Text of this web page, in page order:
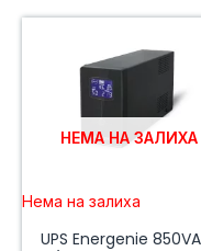
НЕМА НА ЗАЛИХА
Нема на залиха
UPS Energenie 850VA